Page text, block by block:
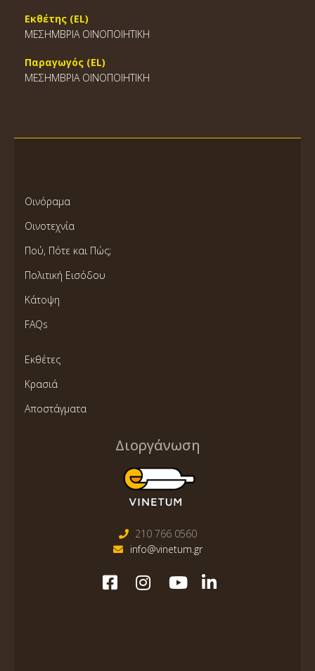
Εκθέτης (EL)
ΜΕΣΗΜΒΡΙΑ ΟΙΝΟΠΟΙΗΤΙΚΗ
Παραγωγός (EL)
ΜΕΣΗΜΒΡΙΑ ΟΙΝΟΠΟΙΗΤΙΚΗ
Οινόραμα
Οινοτεχνία
Πού, Πότε και Πώς;
Πολιτική Εισόδου
Κάτοψη
FAQs
Εκθέτες
Κρασιά
Αποστάγματα
Διοργάνωση
210 766 0560
info@vinetum.gr